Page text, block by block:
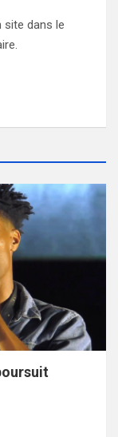
site dans le